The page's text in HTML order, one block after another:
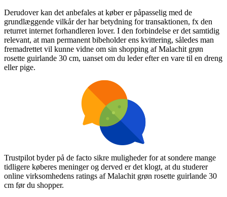
Derudover kan det anbefales at køber er påpasselig med de
grundlæggende vilkår der har betydning for transaktionen, fx den
returret internet forhandleren lover. I den forbindelse er det samtidig
relevant, at man permanent bibeholder ens kvittering, således man
fremadrettet vil kunne vidne om sin shopping af Malachit grøn
rosette guirlande 30 cm, uanset om du leder efter en vare til en dreng
eller pige.
Trustpilot byder på de facto sikre muligheder for at sondere mange
tidligere køberes meninger og derved er det klogt, at du studerer
online virksomhedens ratings af Malachit grøn rosette guirlande 30
cm før du shopper.